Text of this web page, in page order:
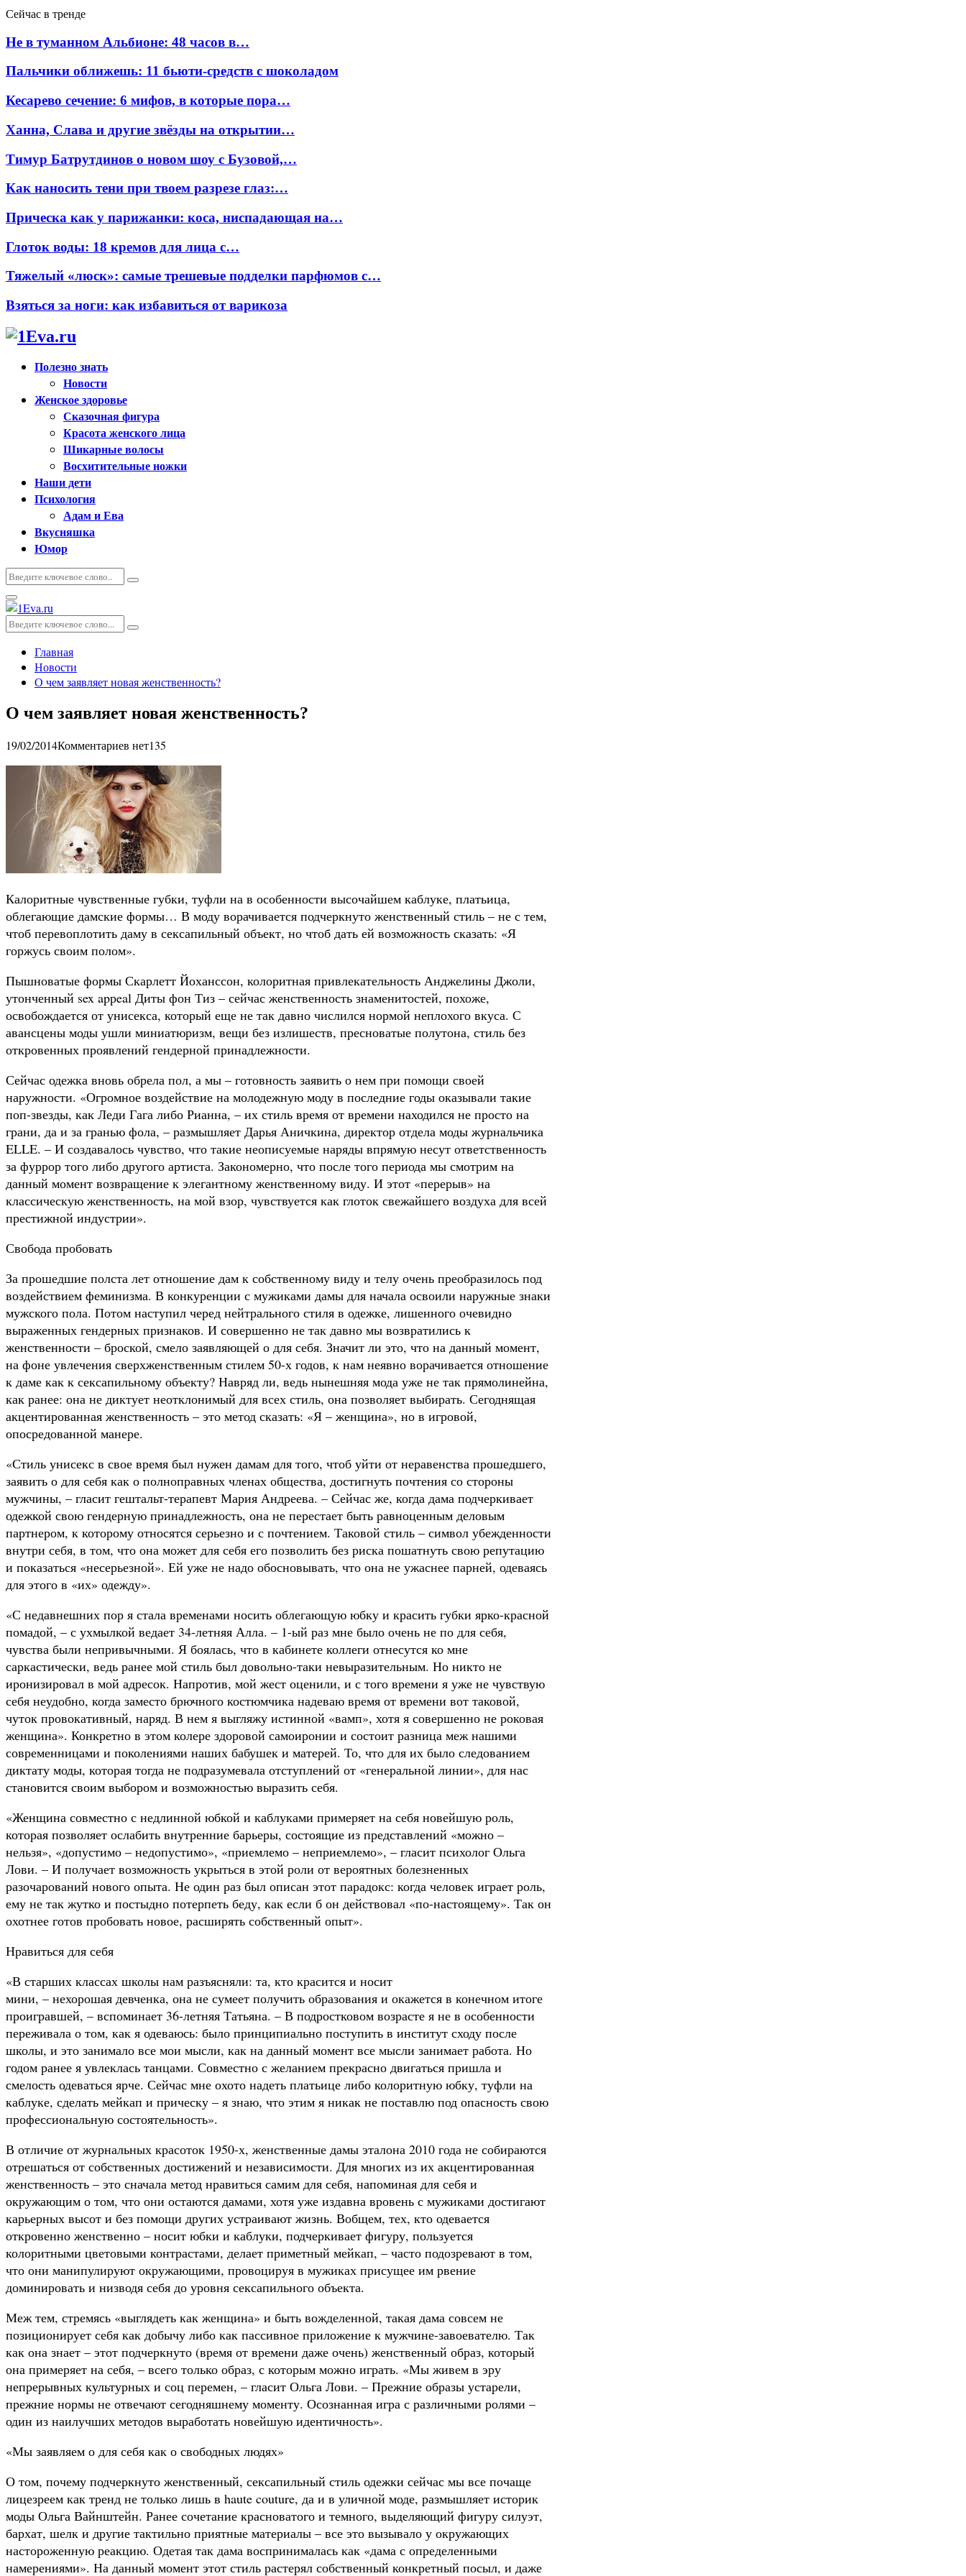
Сейчас в тренде
Не в туманном Альбионе: 48 часов в…
Пальчики оближешь: 11 бьюти-средств с шоколадом
Кесарево сечение: 6 мифов, в которые пора…
Ханна, Слава и другие звёзды на открытии…
Тимур Батрутдинов о новом шоу с Бузовой,…
Как наносить тени при твоем разрезе глаз:…
Прическа как у парижанки: коса, ниспадающая на…
Глоток воды: 18 кремов для лица с…
Тяжелый «люск»: самые трешевые подделки парфюмов с…
Взяться за ноги: как избавиться от варикоза
Полезно знать
Новости
Женское здоровье
Сказочная фигура
Красота женского лица
Шикарные волосы
Восхитительные ножки
Наши дети
Психология
Адам и Ева
Вкусняшка
Юмор
Искать:
Поиск
Основное
меню
Искать:
Поиск
Главная
Новости
О чем заявляет новая женственность?
О чем заявляет новая женственность?
19/02/2014Комментариев нет135
Калоритные чувственные губки, туфли на в особенности высочайшем каблуке, платьица,
облегающие дамские формы… В моду ворачивается подчеркнуто женственный стиль – не с тем,
чтоб перевоплотить даму в сексапильный объект, но чтоб дать ей возможность сказать: «Я
горжусь своим полом».
Пышноватые формы Скарлетт Йоханссон, колоритная привлекательность Анджелины Джоли,
утонченный sex apрeal Диты фон Тиз – сейчас женственность знаменитостей, похоже,
освобождается от унисекса, который еще не так давно числился нормой неплохого вкуса. С
авансцены моды ушли миниатюризм, вещи без излишеств, пресноватые полутона, стиль без
откровенных проявлений гендерной принадлежности.
Сейчас одежка вновь обрела пол, а мы – готовность заявить о нем при помощи своей
наружности. «Огромное воздействие на молодежную моду в последние годы оказывали такие
поп-звезды, как Леди Гага либо Рианна, – их стиль время от времени находился не просто на
грани, да и за гранью фола, – размышляет Дарья Аничкина, директор отдела моды журнальчика
ELLE. – И создавалось чувство, что такие неописуемые наряды впрямую несут ответственность
за фуррор того либо другого артиста. Закономерно, что после того периода мы смотрим на
данный момент возвращение к элегантному женственному виду. И этот «перерыв» на
классическую женственность, на мой взор, чувствуется как глоток свежайшего воздуха для всей
престижной индустрии».
Свобода пробовать
За прошедшие полста лет отношение дам к собственному виду и телу очень преобразилось под
воздействием феминизма. В конкуренции с мужиками дамы для начала освоили наружные знаки
мужского пола. Потом наступил черед нейтрального стиля в одежке, лишенного очевидно
выраженных гендерных признаков. И совершенно не так давно мы возвратились к
женственности – броской, смело заявляющей о для себя. Значит ли это, что на данный момент,
на фоне увлечения сверхженственным стилем 50-х годов, к нам неявно ворачивается отношение
к даме как к сексапильному объекту? Навряд ли, ведь нынешняя мода уже не так прямолинейна,
как ранее: она не диктует неотклонимый для всех стиль, она позволяет выбирать. Сегоднящая
акцентированная женственность – это метод сказать: «Я – женщина», но в игровой,
опосредованной манере.
«Стиль унисекс в свое время был нужен дамам для того, чтоб уйти от неравенства прошедшего,
заявить о для себя как о полноправных членах общества, достигнуть почтения со стороны
мужчины, – гласит гештальт-терапевт Мария Андреева. – Сейчас же, когда дама подчеркивает
одежкой свою гендерную принадлежность, она не перестает быть равноценным деловым
партнером, к которому относятся серьезно и с почтением. Таковой стиль – символ убежденности
внутри себя, в том, что она может для себя его позволить без риска пошатнуть свою репутацию
и показаться «несерьезной». Ей уже не надо обосновывать, что она не ужаснее парней, одеваясь
для этого в «их» одежду».
«С недавнешних пор я стала временами носить облегающую юбку и красить губки ярко-красной
помадой, – с ухмылкой ведает 34-летняя Алла. – 1-ый раз мне было очень не по для себя,
чувства были непривычными. Я боялась, что в кабинете коллеги отнесутся ко мне
саркастически, ведь ранее мой стиль был довольно-таки невыразительным. Но никто не
иронизировал в мой адресок. Напротив, мой жест оценили, и с того времени я уже не чувствую
себя неудобно, когда заместо брючного костюмчика надеваю время от времени вот таковой,
чуток провокативный, наряд. В нем я выгляжу истинной «вамп», хотя я совершенно не роковая
женщина». Конкретно в этом колере здоровой самоиронии и состоит разница меж нашими
современницами и поколениями наших бабушек и матерей. То, что для их было следованием
диктату моды, которая тогда не подразумевала отступлений от «генеральной линии», для нас
становится своим выбором и возможностью выразить себя.
«Женщина совместно с недлинной юбкой и каблуками примеряет на себя новейшую роль,
которая позволяет ослабить внутренние барьеры, состоящие из представлений «можно –
нельзя», «допустимо – недопустимо», «приемлемо – неприемлемо», – гласит психолог Ольга
Лови. – И получает возможность укрыться в этой роли от вероятных болезненных
разочарований нового опыта. Не один раз был описан этот парадокс: когда человек играет роль,
ему не так жутко и постыдно потерпеть беду, как если б он действовал «по-настоящему». Так он
охотнее готов пробовать новое, расширять собственный опыт».
Нравиться для себя
«В старших классах школы нам разъясняли: та, кто красится и носит
мини, – нехорошая девченка, она не сумеет получить образования и окажется в конечном итоге
проигравшей, – вспоминает 36-летняя Татьяна. – В подростковом возрасте я не в особенности
переживала о том, как я одеваюсь: было принципиально поступить в институт сходу после
школы, и это занимало все мои мысли, как на данный момент все мысли занимает работа. Но
годом ранее я увлеклась танцами. Совместно с желанием прекрасно двигаться пришла и
смелость одеваться ярче. Сейчас мне охото надеть платьице либо колоритную юбку, туфли на
каблуке, сделать мейкап и прическу – я знаю, что этим я никак не поставлю под опасность свою
профессиональную состоятельность».
В отличие от журнальных красоток 1950-х, женственные дамы эталона 2010 года не собираются
отрешаться от собственных достижений и независимости. Для многих из их акцентированная
женственность – это сначала метод нравиться самим для себя, напоминая для себя и
окружающим о том, что они остаются дамами, хотя уже издавна вровень с мужиками достигают
карьерных высот и без помощи других устраивают жизнь. Вобщем, тех, кто одевается
откровенно женственно – носит юбки и каблуки, подчеркивает фигуру, пользуется
колоритными цветовыми контрастами, делает приметный мейкап, – часто подозревают в том,
что они манипулируют окружающими, провоцируя в мужиках присущее им рвение
доминировать и низводя себя до уровня сексапильного объекта.
Меж тем, стремясь «выглядеть как женщина» и быть вожделенной, такая дама совсем не
позиционирует себя как добычу либо как пассивное приложение к мужчине-завоевателю. Так
как она знает – этот подчеркнуто (время от времени даже очень) женственный образ, который
она примеряет на себя, – всего только образ, с которым можно играть. «Мы живем в эру
непрерывных культурных и соц перемен, – гласит Ольга Лови. – Прежние образы устарели,
прежние нормы не отвечают сегодняшнему моменту. Осознанная игра с различными ролями –
один из наилучших методов выработать новейшую идентичность».
«Мы заявляем о для себя как о свободных людях»
О том, почему подчеркнуто женственный, сексапильный стиль одежки сейчас мы все почаще
лицезреем как тренд не только лишь в haute couture, да и в уличной моде, размышляет историк
моды Ольга Вайнштейн. Ранее сочетание красноватого и темного, выделяющий фигуру силуэт,
бархат, шелк и другие тактильно приятные материалы – все это вызывало у окружающих
настороженную реакцию. Одетая так дама воспринималась как «дама с определенными
намерениями». На данный момент этот стиль растерял собственный конкретный посыл, и даже